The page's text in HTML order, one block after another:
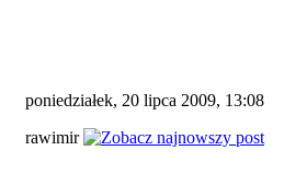
poniedziałek, 20 lipca 2009, 13:08
rawimir